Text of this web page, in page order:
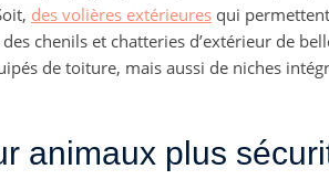
des volières extérieures qui
chenils et chatteries d’extérieur de
de toiture, mais aussi de niches
animaux plus